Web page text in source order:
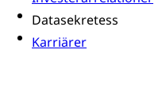
Datasekretess
Karriärer